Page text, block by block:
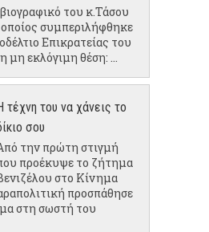
του κ.Τάσου
συμπεριλήφθηκε
Επικρατείας του
εκλόγιμη θέση: ...
τέχνη του να χάνεις το
σου
την πρώτη στιγμή
προέκυψε το ζήτημα
στο Κίνημα
προσπάθησε
στη σωστή του